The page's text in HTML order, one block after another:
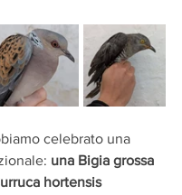
celebrato una
una Bigia grossa
hortensis